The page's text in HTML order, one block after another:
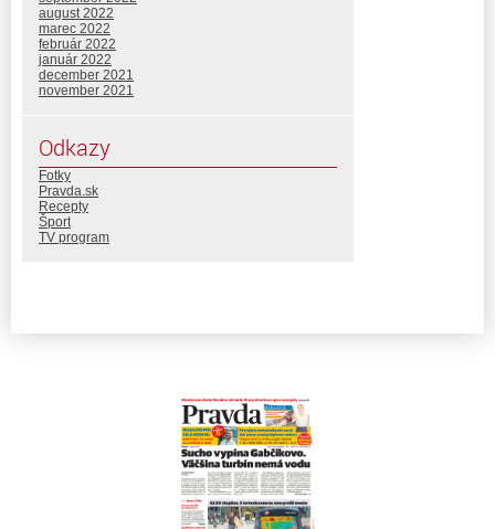
august 2022
marec 2022
február 2022
január 2022
december 2021
november 2021
Odkazy
Fotky
Pravda.sk
Recepty
Šport
TV program